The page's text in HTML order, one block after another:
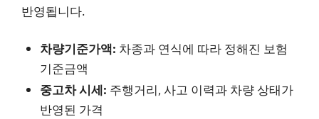
반영됩니다.
차량기준가액: 차종과 연식에 따라 정해진 보험
기준금액
중고차 시세: 주행거리, 사고 이력과 차량 상태가
반영된 가격